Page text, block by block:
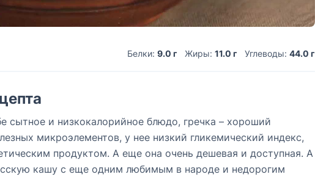
Белки: 9.0 г Жиры: 11.0 г Углеводы: 44.0 г
сытное и низкокалорийное блюдо, гречка – хороший
микроэлементов, у нее низкий гликемический индекс,
продуктом. А еще она очень дешевая и доступная. А
кашу с еще одним любимым в народе и недорогим